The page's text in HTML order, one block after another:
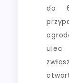
do
ulec